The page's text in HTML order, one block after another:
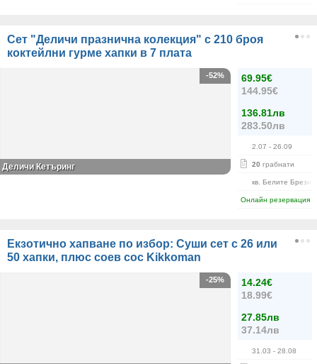
Сет "Деличи празнична колекция" с 210 броя
коктейлни гурме хапки в 7 плата
69.95€
144.95€
136.81лв
283.50лв
2.07 - 26.09
20 грабнати
кв. Белите Брези
Онлайн резервация
-52%
Деличи Кетъринг
Екзотично хапване по избор: Суши сет с 26 или
50 хапки, плюс соев сос Kikkoman
14.24€
18.99€
27.85лв
37.14лв
31.03 - 28.08
-25%